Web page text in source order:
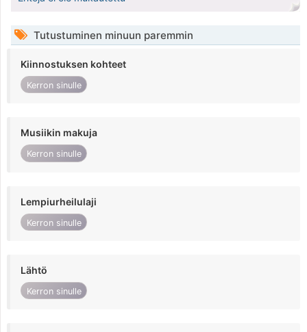
Tutustuminen minuun paremmin
Kiinnostuksen kohteet
Kerron sinulle
Musiikin makuja
Kerron sinulle
Lempiurheilulaji
Kerron sinulle
Lähtö
Kerron sinulle